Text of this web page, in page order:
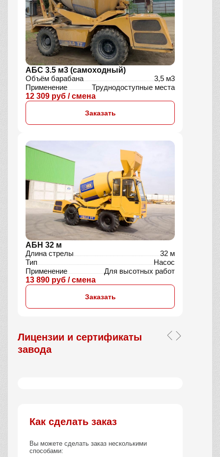
АБС 3.5 м3 (самоходный)
Объём барабана
3,5 м3
Применение
Труднодоступные места
12 309 руб / смена
Заказать
АБН 32 м
Длина стрелы
32 м
Тип
Насос
Применение
Для высотных работ
13 890 руб / смена
Заказать
Лицензии и сертификаты
завода
Как сделать заказ
Вы можете сделать заказ несколькими
способами: